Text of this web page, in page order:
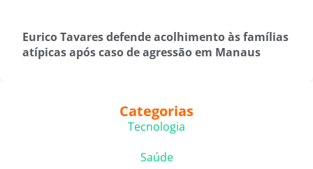
Eurico Tavares defende acolhimento às famílias
atípicas após caso de agressão em Manaus
Categorias
Tecnologia
Saúde